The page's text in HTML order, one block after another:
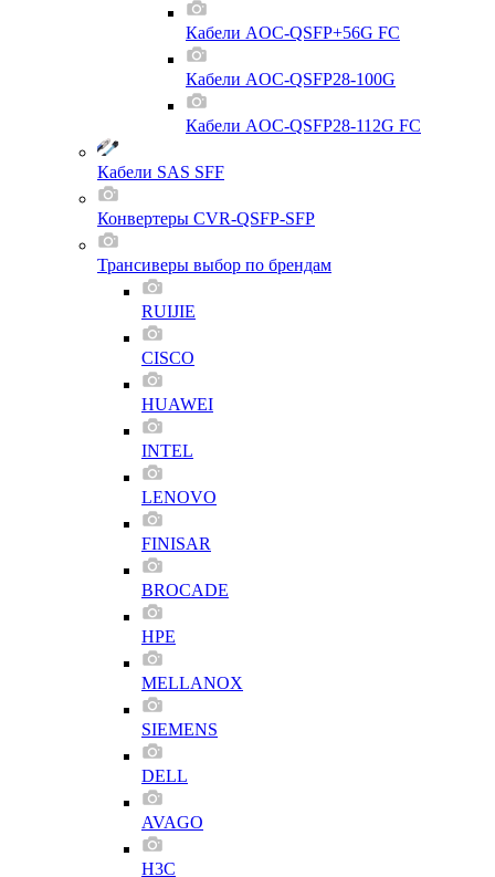
Кабели AOC-QSFP+56G FC
Кабели AOC-QSFP28-100G
Кабели AOC-QSFP28-112G FC
Кабели SAS SFF
Конвертеры CVR-QSFP-SFP
Трансиверы выбор по брендам
RUIJIE
CISCO
HUAWEI
INTEL
LENOVO
FINISAR
BROCADE
HPE
MELLANOX
SIEMENS
DELL
AVAGO
H3C